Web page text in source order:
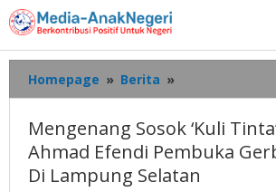
Lewati
ke
konten
Homepage » Berita »
Sosok
Tinta'
Kgs
Ahmad
Mengenang Sosok ‘Kuli
Ahmad Efendi Pembuka
Di Lampung Selatan